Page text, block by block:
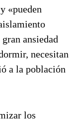
«pueden
ansiedad
necesitan
a la población
los